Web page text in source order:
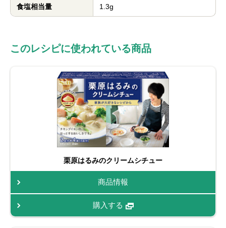
食塩相当量 1.3g
このレシピに使われている商品
栗原はるみのクリームシチュー
商品情報
購入する